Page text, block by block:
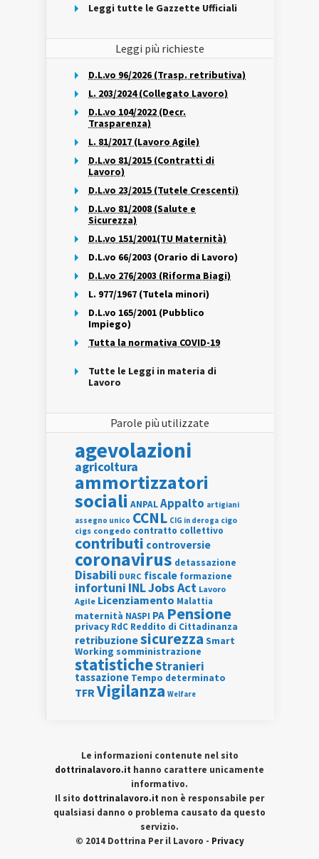
Leggi tutte le Gazzette Ufficiali
Leggi più richieste
D.L.vo 96/2026 (Trasp. retributiva)
L. 203/2024 (Collegato Lavoro)
D.L.vo 104/2022 (Decr.
Trasparenza)
L. 81/2017 (Lavoro Agile)
D.L.vo 81/2015 (Contratti di
Lavoro)
D.L.vo 23/2015 (Tutele Crescenti)
D.L.vo 81/2008 (Salute e
Sicurezza)
D.L.vo 151/2001(TU Maternità)
D.L.vo 66/2003 (Orario di Lavoro)
D.L.vo 276/2003 (Riforma Biagi)
L. 977/1967 (Tutela minori)
D.L.vo 165/2001 (Pubblico
Impiego)
Tutta la normativa COVID-19
Tutte le Leggi in materia di
Lavoro
Parole più utilizzate
agevolazioni
agricoltura
ammortizzatori
sociali ANPALAppalto artigiani
assegno unico CCNL CIG in deroga cigo
cigs congedo contratto collettivo
contributi controversie
coronavirus detassazione
Disabili DURC fiscale formazione
infortuni INLJobs Act Lavoro
Agile Licenziamento Malattia
maternità NASPI PA Pensione
privacy RdC Reddito di Cittadinanza
retribuzionesicurezza Smart
Working somministrazione
statisticheStranieri
tassazione Tempo determinato
TFRVigilanza Welfare
Le informazioni contenute nel sito
dottrinalavoro.it hanno carattere unicamente
informativo.
Il sito dottrinalavoro.it non è responsabile per
qualsiasi danno o problema causato da questo
servizio.
© 2014 Dottrina Per il Lavoro - Privacy